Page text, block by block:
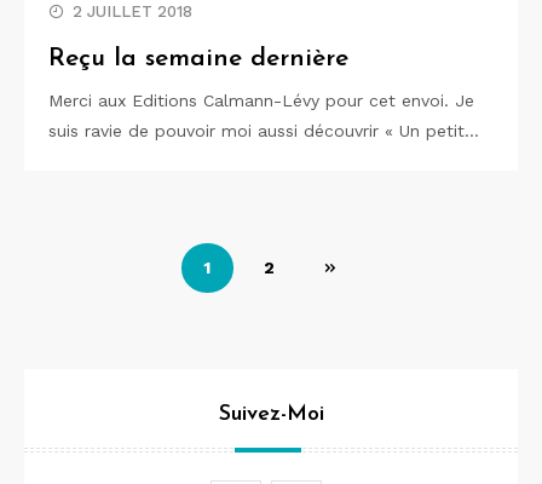
2 JUILLET 2018
Reçu la semaine dernière
Merci aux Editions Calmann-Lévy pour cet envoi. Je
suis ravie de pouvoir moi aussi découvrir « Un petit…
Navigation
1 2
Suivez-Moi